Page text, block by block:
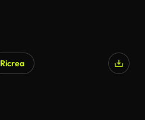
Ricrea